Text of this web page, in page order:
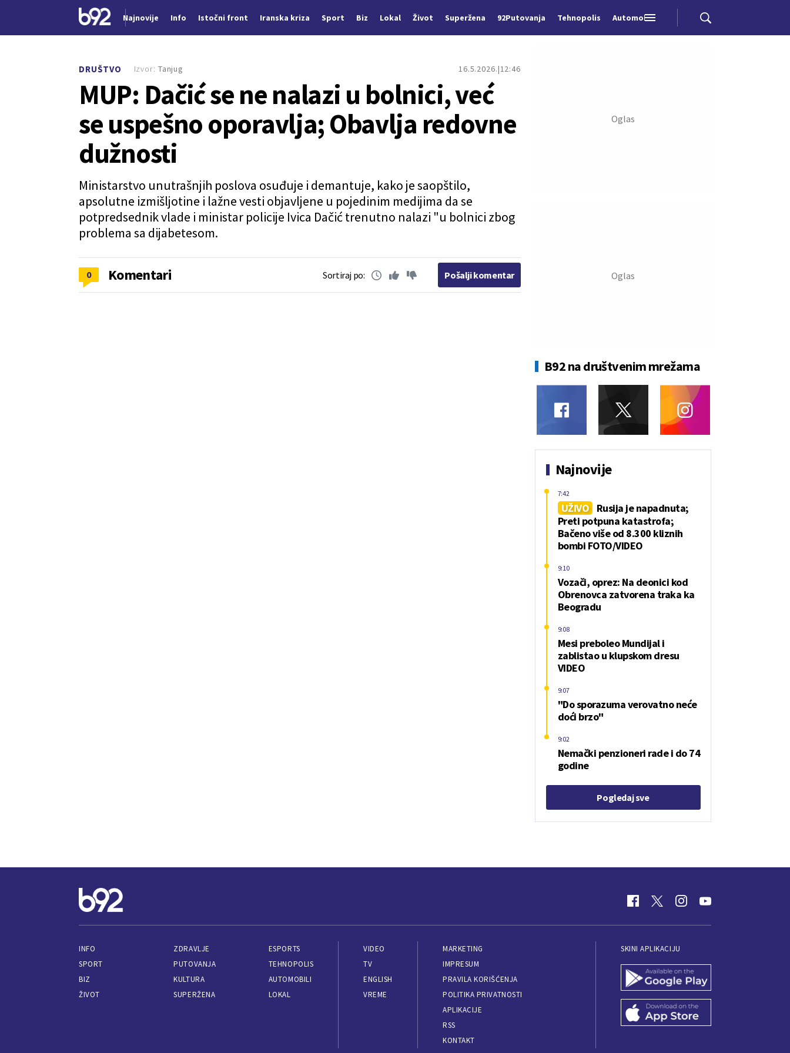
Najnovije Info Istočni front Iranska kriza Sport Biz Lokal Život Superžena 92Putovanja Tehnopolis Automobili
DRUŠTVO 16.5.2026. 12:46
MUP: Dačić se ne nalazi u bolnici, već
se uspešno oporavlja; Obavlja redovne
dužnosti
Ministarstvo unutrašnjih poslova osuđuje i demantuje, kako je saopštilo,
apsolutne izmišljotine i lažne vesti objavljene u pojedinim medijima da se
potpredsednik vlade i ministar policije Ivica Dačić trenutno nalazi "u bolnici zbog
problema sa dijabetesom.
Izvor: Tanjug
0 Komentari Sortiraj po: Pošalji komentar
B92 na društvenim mrežama
Najnovije
UŽIVO
Rusija je napadnuta;
Preti potpuna katastrofa;
Bačeno više od 8.300 kliznih
bombi FOTO/VIDEO
7:42
Vozači, oprez: Na deonici kod
Obrenovca zatvorena traka ka
Beogradu
9:10
Mesi preboleo Mundijal i
zablistao u klupskom dresu
VIDEO
9:08
"Do sporazuma verovatno neće
doći brzo"
9:07
Nemački penzioneri rade i do 74
godine
9:02
Pogledaj sve
INFO
SPORT
BIZ
ŽIVOT
ZDRAVLJE
PUTOVANJA
KULTURA
SUPERŽENA
ESPORTS
TEHNOPOLIS
AUTOMOBILI
LOKAL
VIDEO
TV
ENGLISH
VREME
MARKETING
IMPRESUM
PRAVILA KORIŠĆENJA
POLITIKA PRIVATNOSTI
APLIKACIJE
RSS
KONTAKT
SKINI APLIKACIJU